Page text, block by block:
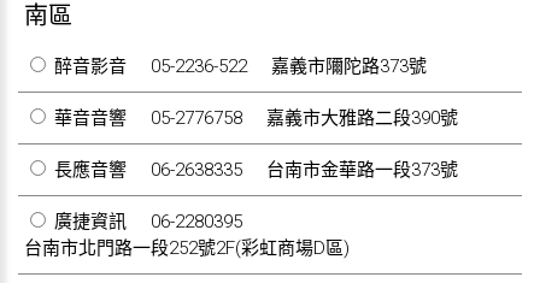
南區
醉音影音 05-2236-522 嘉義市隬陀路373號
華音音響 05-2776758 嘉義市大雅路二段390號
長應音響 06-2638335 台南市金華路一段373號
廣捷資訊
06-2280395
台南市北門路一段252號2F(彩虹商場D區)